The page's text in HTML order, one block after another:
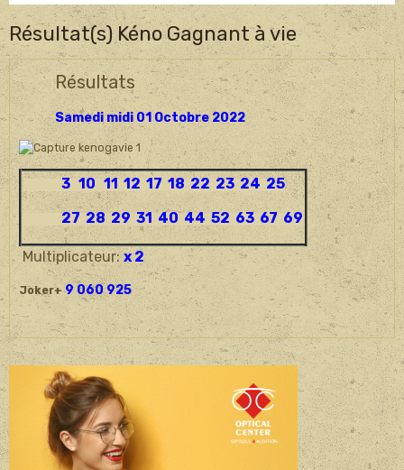
Résultat(s) Kéno Gagnant à vie
Résultats
Samedi midi 01 Octobre 2022
3 10 11 12 17 18 22 23 24 25
27 28 29 31 40 44 52 63 67 69
Multiplicateur:x 2
Joker+ 9 060 925